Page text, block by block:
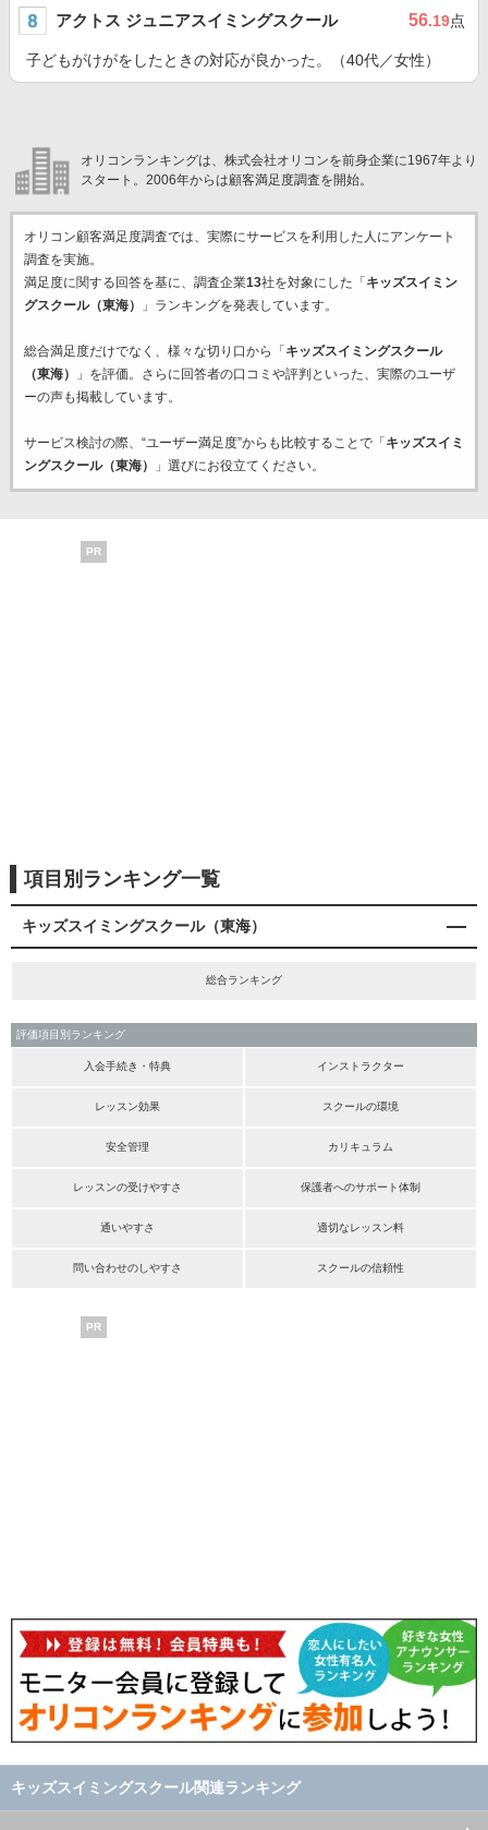
アクトス ジュニアスイミングスクール 56.19点
子どもがけがをしたときの対応が良かった。（40代／女性）
オリコンランキングは、株式会社オリコンを前身企業に1967年より
スタート。2006年からは顧客満足度調査を開始。
オリコン顧客満足度調査では、実際にサービスを利用した 人にアンケート
調査を実施。
満足度に関する回答を基に、調査企業13社を対象にした「 キッズスイミン
グスクール（東海）
」ランキングを発表しています。
総合満足度だけでなく、様々な切り口から「 キッズスイミングスクール
（東海）
」を評価。さらに回答者の口コミや評判といった、実際のユーザ
ーの声も掲載しています。
サービス検討の際、“ユーザー満足度”からも比較することで「 キッズスイミ
ングスクール（東海）
」選びにお役立てください。
PR
項目別ランキング一覧
キッズスイミングスクール（東海）
総合ランキング
評価項目別ランキング
入会手続き・特典 インストラクター
レッスン効果 スクールの環境
安全管理 カリキュラム
レッスンの受けやすさ 保護者へのサポート体制
通いやすさ 適切なレッスン料
問い合わせのしやすさ スクールの信頼性
PR
キッズスイミングスクール関連ランキング